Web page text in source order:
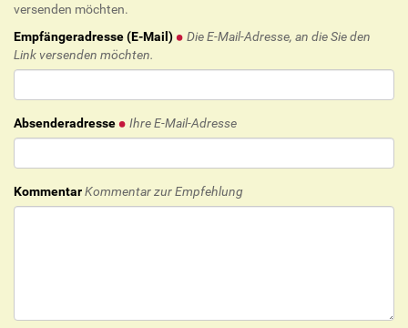
versenden möchten.
Empfängeradresse (E-Mail)
Die E-Mail-Adresse, an die Sie den
Link versenden möchten.
Absenderadresse Ihre E-Mail-Adresse
KommentarKommentar zur Empfehlung